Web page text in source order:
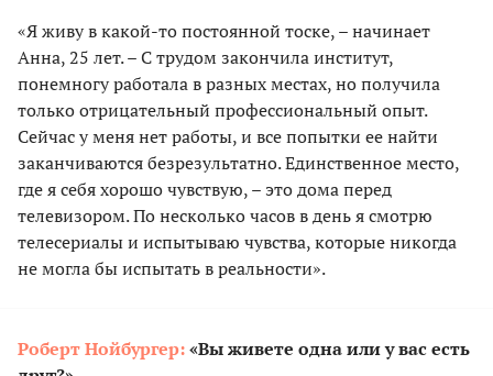
«Я живу в какой-то постоянной тоске, – начинает
Анна, 25 лет. – C трудом закончила институт,
понемногу работала в разных местах, но получила
только отрицательный профессиональный опыт.
Сейчас у меня нет работы, и все попытки ее найти
заканчиваются безрезультатно. Единственное место,
где я себя хорошо чувствую, – это дома перед
телевизором. По несколько часов в день я смотрю
телесериалы и испытываю чувства, которые никогда
не могла бы испытать в реальности».
Роберт Нойбургер:«Вы живете одна или у вас есть